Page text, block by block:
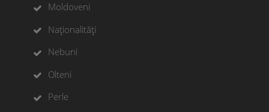
Moldoveni
Naționalități
Nebuni
Olteni
Perle